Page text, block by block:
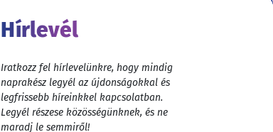
Hírlevél
Iratkozz fel hírlevelünkre, hogy mindig
naprakész legyél az újdonságokkal és
legfrissebb híreinkkel kapcsolatban.
Legyél részese közösségünknek, és ne
maradj le semmiről!